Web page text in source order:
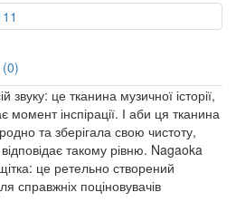
звуку: це тканина музичної історії,
момент інспірації. І аби ця тканина
та зберігала свою чистоту,
такому рівню. Nagaoka
це ретельно створений
справжніх поціновувачів